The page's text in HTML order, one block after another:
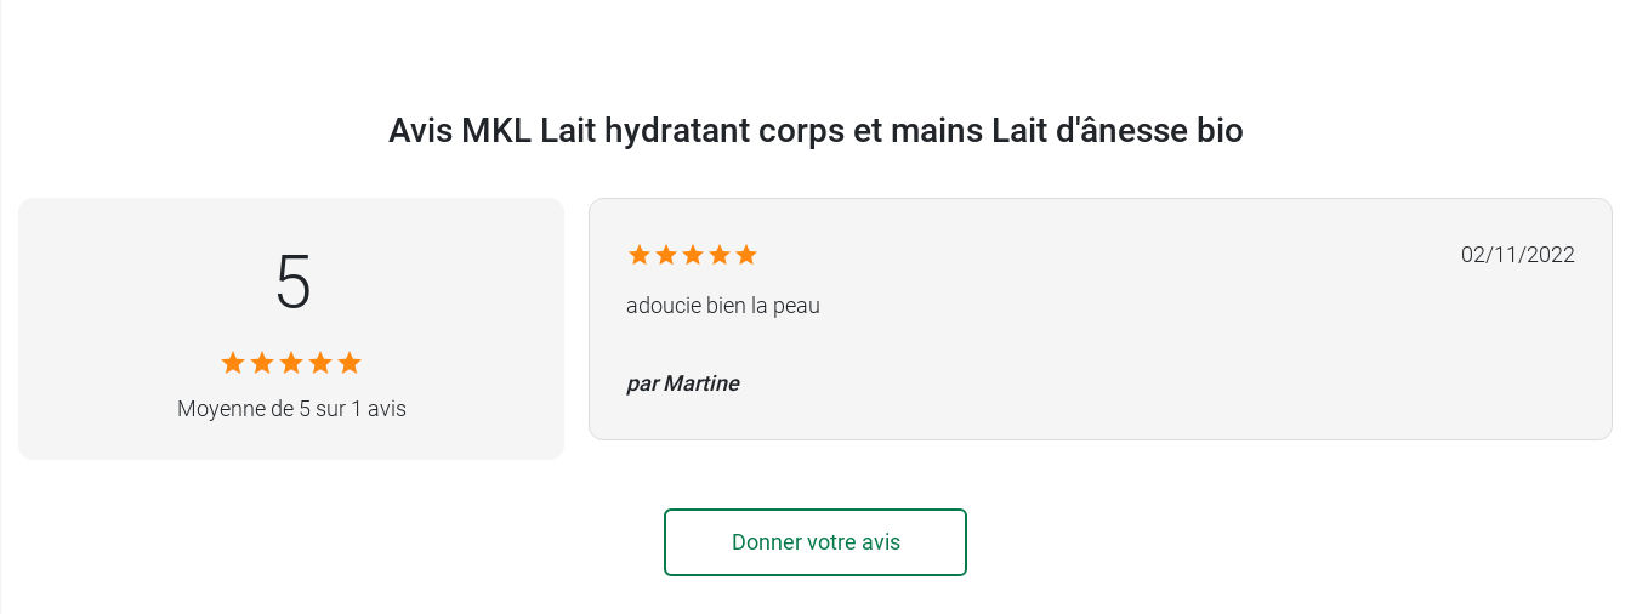
Avis MKL Lait hydratant corps et mains Lait d'ânesse bio
5
Moyenne de 5 sur 1 avis
02/11/2022
adoucie bien la peau
par Martine
Donner votre avis